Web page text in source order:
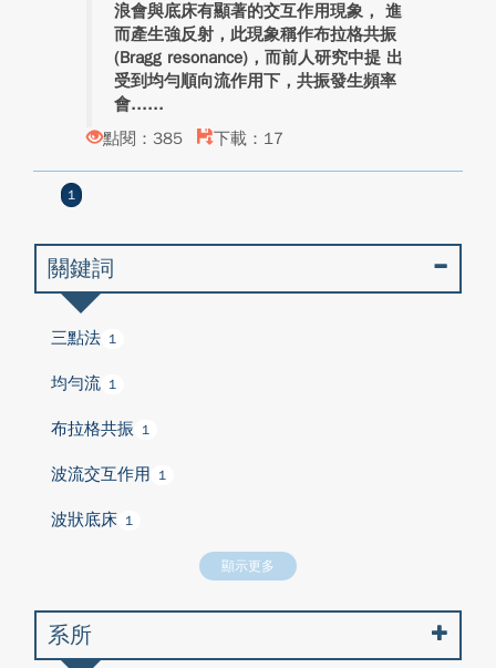
浪會與底床有顯著的交互作用現象， 進
而產生強反射，此現象稱作布拉格共振
(Bragg resonance)，而前人研究中提 出
受到均勻順向流作用下，共振發生頻率
會...
點閱：385
下載：17
1
關鍵詞
三點法 1
均勻流 1
布拉格共振 1
波流交互作用 1
波狀底床 1
顯示更多
系所